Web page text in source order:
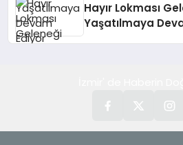
Hayır Lokması
Yaşatılmaya